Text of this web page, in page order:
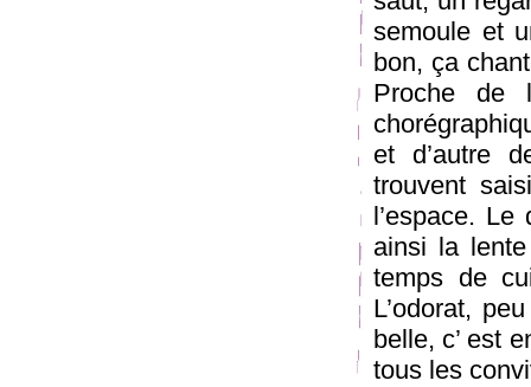
semoule et
bon, ça
Proche de
et d’autre
trouvent
l’espace.
ainsi la
temps de
L’odorat,
belle, c’ est
tous les